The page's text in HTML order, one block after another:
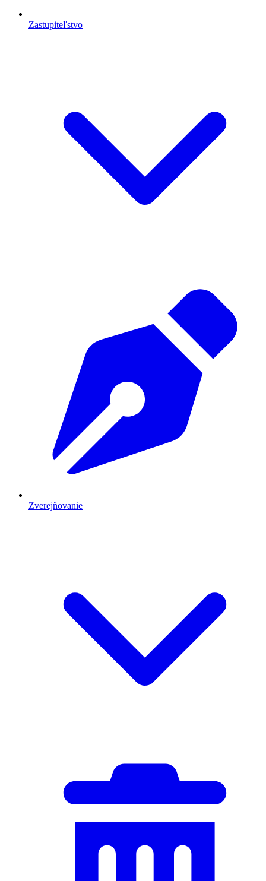
Zastupiteľstvo
Zverejňovanie